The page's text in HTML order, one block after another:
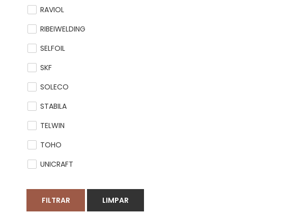
RAVIOL
RIBEIWELDING
SELFOIL
SKF
SOLECO
STABILA
TELWIN
TOHO
UNICRAFT
FILTRAR LIMPAR